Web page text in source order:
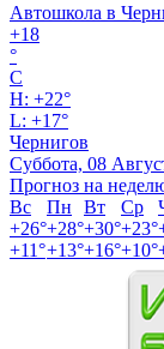
Автошкола в
+18
°
C
H: +22°
L: +17°
Чернигов
Суббота, 08
Прогноз на
Вс
Пн Вт Ср
+26°+28°+30°+23°
+11°+13°+16°+10°